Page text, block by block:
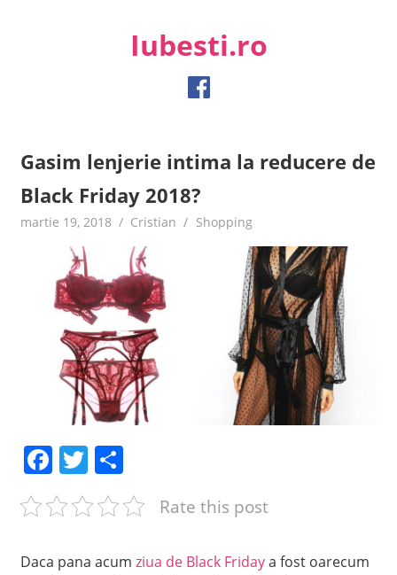
Iubesti.ro
Despre dragoste si moda, sanatate si diete, despre femeile
moderne de astazi
Gasim lenjerie intima la reducere de
Black Friday 2018?
martie 19, 2018 Cristian Shopping
Facebook
Twitter
Share
Rate this post
Daca pana acum ziua de Black Fridaya fost oarecum